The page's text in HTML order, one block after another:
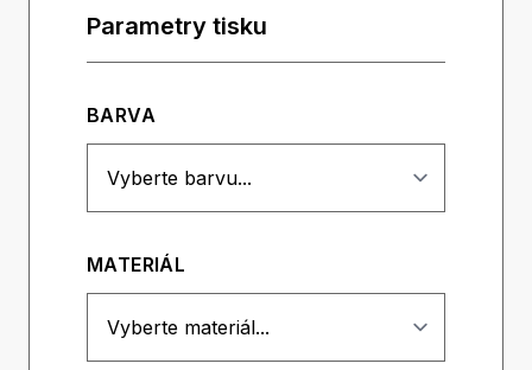
Parametry tisku
BARVA
MATERIÁL